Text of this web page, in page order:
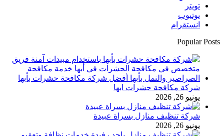
تويتر
يوتيوب
انستقرام
Popular Posts
شركة مكافحة حشرات ابها
يونيو 26, 2026
شركة تنظيف منازل بسراة عبيدة
يونيو 26, 2026